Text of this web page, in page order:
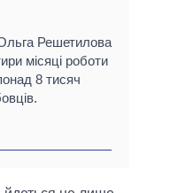
Решетилова
місяці роботи
8 тисяч